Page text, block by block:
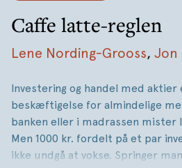
Caffe latte-reglen
Lene Nording-Grooss, Jon
Investering og handel med aktier
beskæftigelse for almindelige
banken eller i madrassen
Men 1000 kr. fordelt på et par
ikke undgå at vokse. Springer